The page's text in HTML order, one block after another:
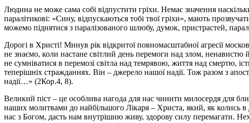
Людина не може сама собі відпустити гріхи. Немає значення
паралітикові: «Сину, відпускаються тобі твої гріхи», мають
можемо піднятися з паралізованого шлюбу, думок, пристрастей,
Дорогі в Христі! Минув рік відкритої повномасштабної агресії
не знаємо, коли настане світлий день перемоги над злом, ненавистю
не сумніватися в перемозі світла над темрявою, життя над смертю,
теперішніх стражданнях. Він – джерело нашої надії. Тож разом з
надії…» (2Кор.4, 8).
Великий піст – це особлива нагода для нас чинити милосердя для
наших молитвами до найбільшого Лікаря – Христа, який, як колись
нас з Богом, дасть нам внутрішню живу, здорову силу перемагати.